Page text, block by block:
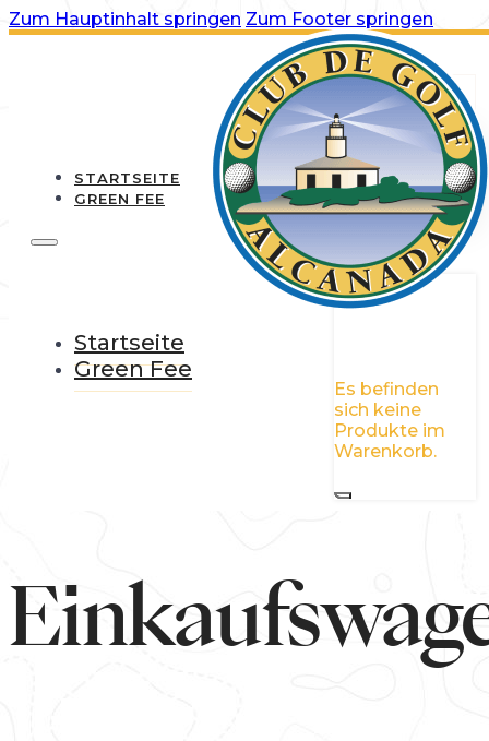
Zum Hauptinhalt springen Zum Footer springen
STARTSEITE
GREEN FEE
Startseite
Green Fee
0
Es befinden
sich keine
Produkte im
Warenkorb.